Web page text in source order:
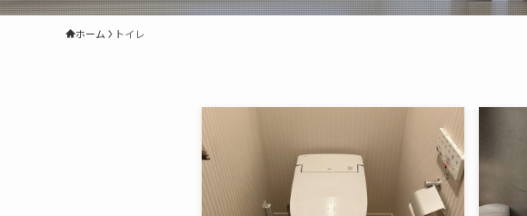
ホーム トイレ